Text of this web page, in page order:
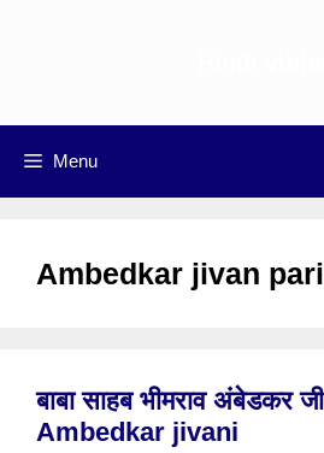
Menu
Ambedkar jivan
बाबा साहब भीमराव अंबेडकर
Ambedkar jivani